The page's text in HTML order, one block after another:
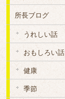
所長ブログ
うれしい話
おもしろい話
健康
季節